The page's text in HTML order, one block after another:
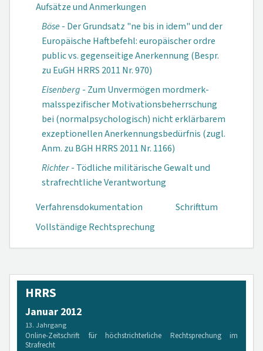
Aufsätze und Anmerkungen
Böse- Der Grundsatz "ne bis in idem" und der
Europäische Haftbefehl: europäischer ordre
public vs. gegenseitige Anerkennung (Bespr.
zu EuGH HRRS 2011 Nr. 970)
Eisenberg - Zum Unvermögen mordmerk­
malsspezifischer Moti­vationsbeherrschung
bei (normal­psychologisch) nicht erklärbarem
exzeptionellen Anerkennungs­bedürfnis (zugl.
Anm. zu BGH HRRS 2011 Nr. 1166)
Richter- Tödliche militärische Gewalt und
strafrechtliche Verantwortung
Verfahrensdokumen­tation
Schrifttum
Vollständige Rechtsprechung
HRRS
Januar 2012
13. Jahrgang
Online-Zeitschrift für höchstrichterliche Rechtsprechung im
Strafrecht